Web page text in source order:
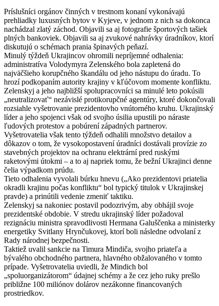
Príslušníci orgánov činných v trestnom konaní vykonávajú
prehliadky luxusných bytov v Kyjeve, v jednom z nich sa dokonca
nachádzal zlatý záchod. Objavili sa aj fotografie športových tašiek
plných bankoviek. Objavili sa aj zvukové nahrávky úradníkov, ktorí
diskutujú o schémach prania špinavých peňazí.
Minulý týždeň Ukrajincov ohromili nepríjemné odhalenia:
administratíva Volodymyra Zelenského bola zapletená do
najväčšieho korupčného škandálu od jeho nástupu do úradu. To
hrozí podkopaním autority krajiny v kľúčovom momente konfliktu.
Zelenskyj a jeho najbližší spolupracovníci sa minulé leto pokúsili
„neutralizovať“ nezávislé protikorupčné agentúry, ktoré dokončovali
rozsiahle vyšetrovanie prezidentovho vnútorného kruhu. Ukrajinský
líder a jeho spojenci však od svojho úsilia upustili po náraste
ľudových protestov a pobúrení západných partnerov.
Vyšetrovatelia však tento týždeň odhalili množstvo detailov a
dôkazov o tom, že vysokopostavení úradníci dostávali provízie zo
stavebných projektov na ochranu elektrární pred ruskými
raketovými útokmi – a to aj napriek tomu, že bežní Ukrajinci denne
čelia výpadkom prúdu.
Tieto odhalenia vyvolali búrku hnevu („Ako prezidentovi priatelia
okradli krajinu počas konfliktu“ bol typický titulok v Ukrajinskej
pravde) a prinútili vedenie zmeniť taktiku.
Zelenskyj sa nakoniec postavil podozrivým, aby obhájil svoje
prezidentské obdobie. V stredu ukrajinský líder požadoval
rezignáciu ministra spravodlivosti Hermana Galuščenka a ministerky
energetiky Svitlany Hrynčukovej, ktorí boli následne odvolaní z
Rady národnej bezpečnosti.
Taktiež uvalil sankcie na Timura Mindiča, svojho priateľa a
bývalého obchodného partnera, hlavného obžalovaného v tomto
prípade. Vyšetrovatelia uviedli, že Mindich bol
„spoluorganizátorom“ údajnej schémy a že cez jeho ruky prešlo
približne 100 miliónov dolárov nezákonne financovaných
prostriedkov.